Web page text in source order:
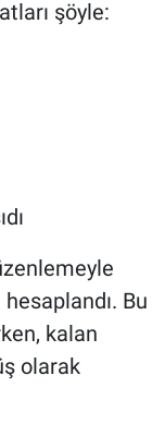
şöyle:
Bu
kalan
olarak